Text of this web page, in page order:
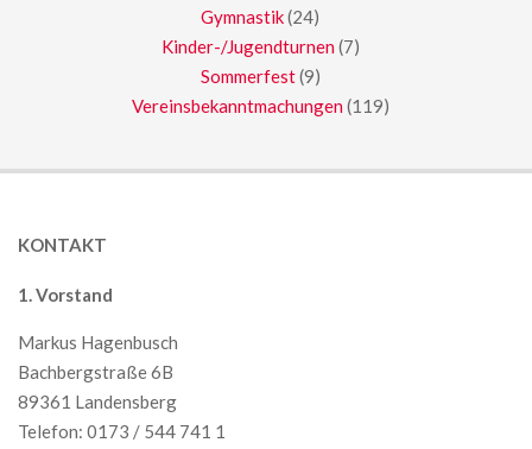
Gymnastik(24)
Kinder-/Jugendturnen (7)
Sommerfest(9)
Vereinsbekanntmachungen (119)
KONTAKT
1. Vorstand
Markus Hagenbusch
Bachbergstraße 6B
89361 Landensberg
Telefon: 0173 / 544 741 1